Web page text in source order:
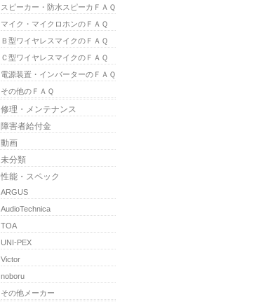
スピーカー・防水スピーカＦＡＱ
マイク・マイクロホンのＦＡＱ
Ｂ型ワイヤレスマイクのＦＡＱ
Ｃ型ワイヤレスマイクのＦＡＱ
電源装置・インバーターのＦＡＱ
その他のＦＡＱ
修理・メンテナンス
障害者給付金
動画
未分類
性能・スペック
ARGUS
AudioTechnica
TOA
UNI-PEX
Victor
noboru
その他メーカー